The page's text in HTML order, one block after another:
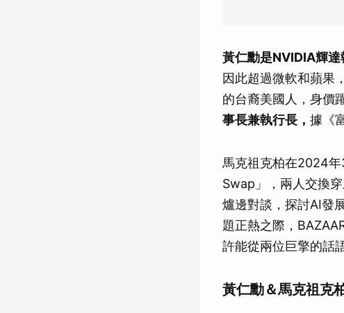
黃仁勳是NVIDIA輝達
因此超過微軟和蘋果
的台裔美國人，身價
事長兼執行長， 據《
馬克祖克柏在2024
Swap」，兩人交換
爐邊對談，探討AI發
題正熱之際，
許能從兩位巨擎的話
黃仁勳＆馬克祖克